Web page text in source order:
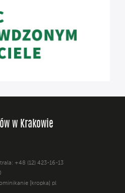
w Krakowie
+48 (12) 423-16-13
[kropka] pl